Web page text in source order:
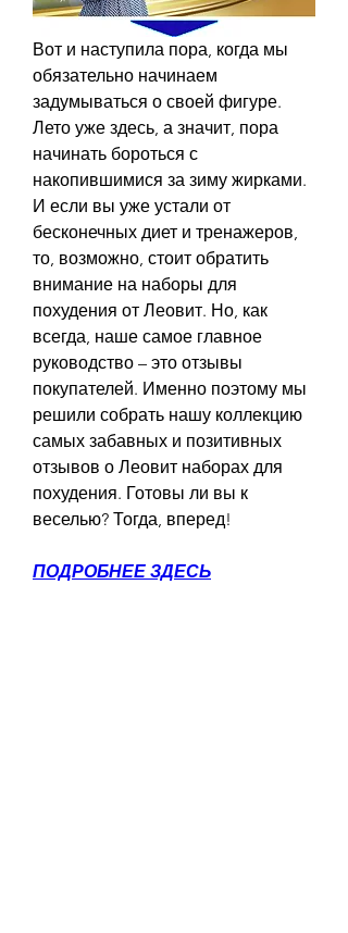
Вот и наступила пора, когда мы
обязательно начинаем
задумываться о своей фигуре.
Лето уже здесь, а значит, пора
начинать бороться с
накопившимися за зиму жирками.
И если вы уже устали от
бесконечных диет и тренажеров,
то, возможно, стоит обратить
внимание на наборы для
похудения от Леовит. Но, как
всегда, наше самое главное
руководство – это отзывы
покупателей. Именно поэтому мы
решили собрать нашу коллекцию
самых забавных и позитивных
отзывов о Леовит наборах для
похудения. Готовы ли вы к
веселью? Тогда, вперед!
ПОДРОБНЕЕ ЗДЕСЬ